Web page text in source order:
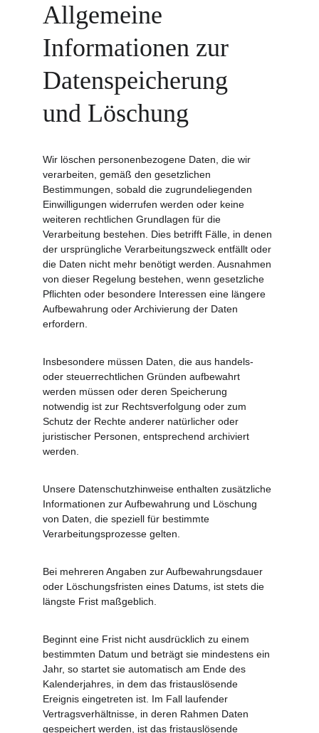
Allgemeine
Informationen zur
Datenspeicherung
und Löschung
Wir löschen personenbezogene Daten, die wir
verarbeiten, gemäß den gesetzlichen
Bestimmungen, sobald die zugrundeliegenden
Einwilligungen widerrufen werden oder keine
weiteren rechtlichen Grundlagen für die
Verarbeitung bestehen. Dies betrifft Fälle, in denen
der ursprüngliche Verarbeitungszweck entfällt oder
die Daten nicht mehr benötigt werden. Ausnahmen
von dieser Regelung bestehen, wenn gesetzliche
Pflichten oder besondere Interessen eine längere
Aufbewahrung oder Archivierung der Daten
erfordern.
Insbesondere müssen Daten, die aus handels-
oder steuerrechtlichen Gründen aufbewahrt
werden müssen oder deren Speicherung
notwendig ist zur Rechtsverfolgung oder zum
Schutz der Rechte anderer natürlicher oder
juristischer Personen, entsprechend archiviert
werden.
Unsere Datenschutzhinweise enthalten zusätzliche
Informationen zur Aufbewahrung und Löschung
von Daten, die speziell für bestimmte
Verarbeitungsprozesse gelten.
Bei mehreren Angaben zur Aufbewahrungsdauer
oder Löschungsfristen eines Datums, ist stets die
längste Frist maßgeblich.
Beginnt eine Frist nicht ausdrücklich zu einem
bestimmten Datum und beträgt sie mindestens ein
Jahr, so startet sie automatisch am Ende des
Kalenderjahres, in dem das fristauslösende
Ereignis eingetreten ist. Im Fall laufender
Vertragsverhältnisse, in deren Rahmen Daten
gespeichert werden, ist das fristauslösende